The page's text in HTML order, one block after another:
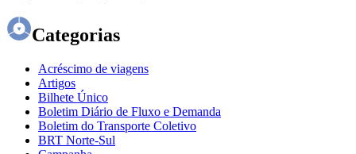
Categorias
Acréscimo de viagens
Artigos
Bilhete Único
Boletim Diário de Fluxo e Demanda
Boletim do Transporte Coletivo
BRT Norte-Sul